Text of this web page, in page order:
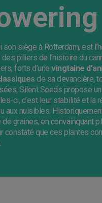
siège à Rotterdam, est
des piliers de l’histoire du
forts d’unevingtaine
de sa devancière,
Silent Seeds propose un
ci, c’est leur stabilité et la
aux nuisibles.
graines, en convainquant
constaté que ces plantes